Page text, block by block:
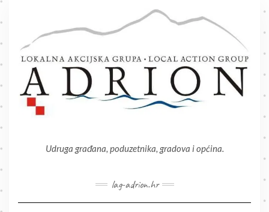
Skip
Udruga građana, poduzetnika, gradova i općina.
lag-adrion.hr